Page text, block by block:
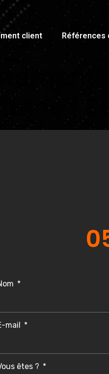
client Références
|
mail
êtes ?